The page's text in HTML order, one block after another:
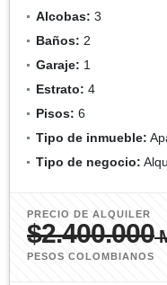
Alcobas: 3
Baños: 2
Garaje: 1
Estrato: 4
Pisos: 6
Tipo de inmueble:
Tipo de negocio:
PRECIO DE ALQUILER
$2.400.000
PESOS COLOMBIANOS